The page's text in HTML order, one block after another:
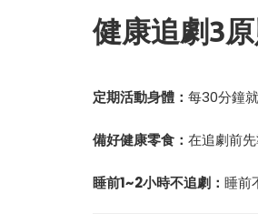
健康追劇3原
定期活動身體： 每30分鐘
備好健康零食： 在追劇前
睡前1~2小時不追劇： 睡前